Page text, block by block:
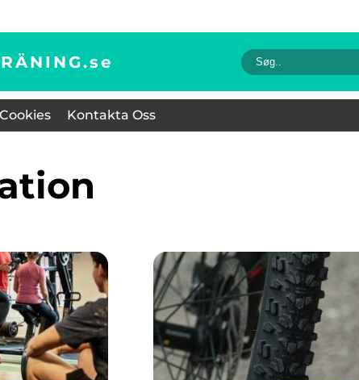
se
Cookies Kontakta Oss